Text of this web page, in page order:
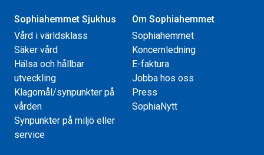
Sophiahemmet Sjukhus
Vård i världsklass
Säker vård
Hälsa och hållbar
utveckling
Klagomål/synpunkter på
vården
Synpunkter på miljö eller
service
Om Sophiahemmet
Sophiahemmet
Koncernledning
E-faktura
Jobba hos oss
Press
SophiaNytt